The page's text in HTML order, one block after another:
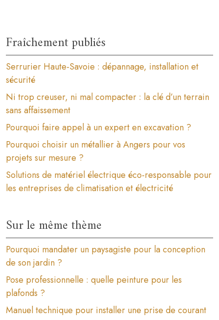
Fraîchement publiés
Serrurier Haute-Savoie : dépannage, installation et
sécurité
Ni trop creuser, ni mal compacter : la clé d’un terrain
sans affaissement
Pourquoi faire appel à un expert en excavation ?
Pourquoi choisir un métallier à Angers pour vos
projets sur mesure ?
Solutions de matériel électrique éco-responsable pour
les entreprises de climatisation et électricité
Sur le même thème
Pourquoi mandater un paysagiste pour la conception
de son jardin ?
Pose professionnelle : quelle peinture pour les
plafonds ?
Manuel technique pour installer une prise de courant